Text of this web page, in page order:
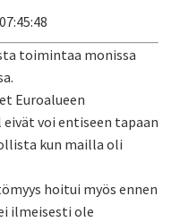
toimintaa monissa
Euroalueen
voi entiseen tapaan
kun mailla oli
hoitui myös ennen
ilmeisesti ole